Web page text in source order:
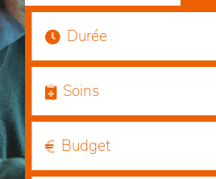
Durée
Soins
Budget